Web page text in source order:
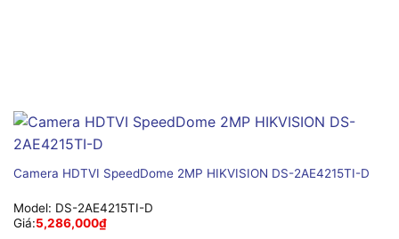
Camera HDTVI SpeedDome 2MP HIKVISION DS-2AE4215TI-D
Model: DS-2AE4215TI-D
Giá:5,286,000₫